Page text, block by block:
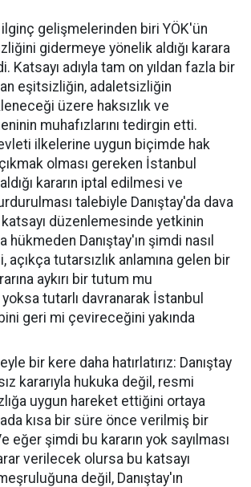
ilginç gelişmelerinden biri YÖK'ün
gidermeye yönelik aldığı karara
Katsayı adıyla tam on yıldan fazla bir
eşitsizliğin, adaletsizliğin
üzere haksızlık ve
muhafızlarını tedirgin etti.
ilkelerine uygun biçimde hak
olması gereken İstanbul
kararın iptal edilmesi ve
talebiyle Danıştay'da dava
katsayı düzenlemesinde yetkinin
hükmeden Danıştay'ın şimdi nasıl
açıkça tutarsızlık anlamına gelen bir
aykırı bir tutum mu
tutarlı davranarak İstanbul
geri mi çevireceğini yakında
bir kere daha hatırlatırız: Danıştay
kararıyla hukuka değil, resmi
uygun hareket ettiğini ortaya
kısa bir süre önce verilmiş bir
eğer şimdi bu kararın yok sayılması
verilecek olursa bu katsayı
değil, Danıştay'ın